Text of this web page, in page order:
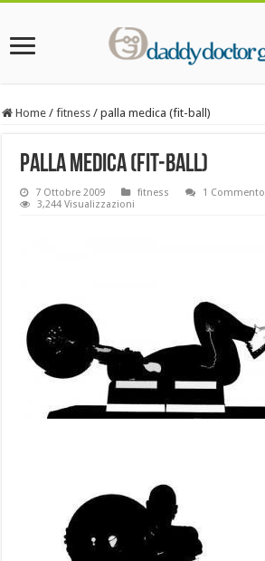
Home / fitness / palla medica (fit-ball)
palla medica (fit-ball)
7 Ottobre 2009 fitness
1 Commento
3,244 Visualizzazioni